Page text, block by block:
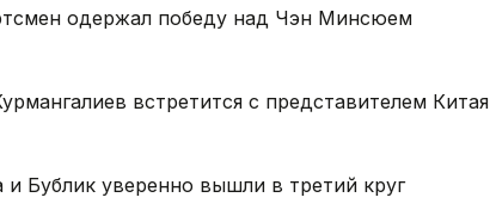
одержал победу над Чэн Минсюем
встретится с представителем Китая
Бублик уверенно вышли в третий круг